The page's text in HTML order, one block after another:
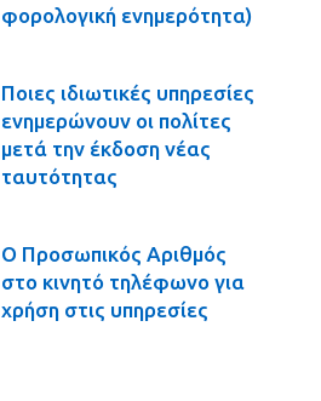
φορολογική ενημερότητα)
Ποιες ιδιωτικές υπηρεσίες
ενημερώνουν οι πολίτες
μετά την έκδοση νέας
ταυτότητας
Ο Προσωπικός Αριθμός
στο κινητό τηλέφωνο για
χρήση στις υπηρεσίες